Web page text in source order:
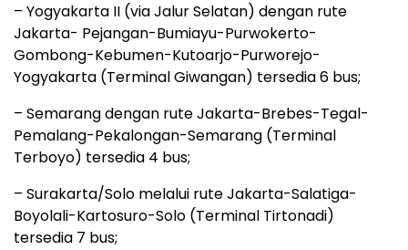
– Yogyakarta II (via Jalur Selatan) dengan rute
Jakarta- Pejangan-Bumiayu-Purwokerto-
Gombong-Kebumen-Kutoarjo-Purworejo-
Yogyakarta (Terminal Giwangan) tersedia 6 bus;
– Semarang dengan rute Jakarta-Brebes-Tegal-
Pemalang-Pekalongan-Semarang (Terminal
Terboyo) tersedia 4 bus;
– Surakarta/Solo melalui rute Jakarta-Salatiga-
Boyolali-Kartosuro-Solo (Terminal Tirtonadi)
tersedia 7 bus;